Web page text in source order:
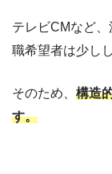
テレビCMなど
職希望者は少し
そのため、 構造
す。